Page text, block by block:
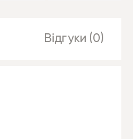
Відгуки (0)